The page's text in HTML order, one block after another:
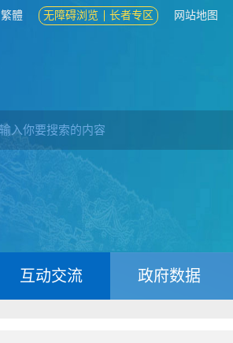
繁體 无障碍浏览 长者专区 网站地图
互动交流 政府数据